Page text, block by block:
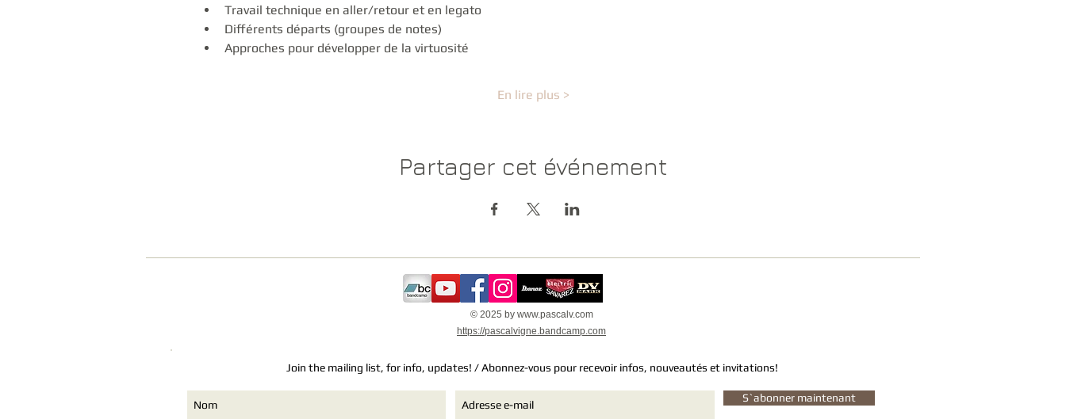
Travail technique en aller/retour et en legato
Différents départs (groupes de notes)
Approches pour développer de la virtuosité
En lire plus >
Partager cet événement
© 2025 by www.pascalv.com
https://pascalvigne.bandcamp.com
Join the mailing list, for info, updates! / Abonnez-vous pour recevoir infos, nouveautés et invitations!
S`abonner maintenant